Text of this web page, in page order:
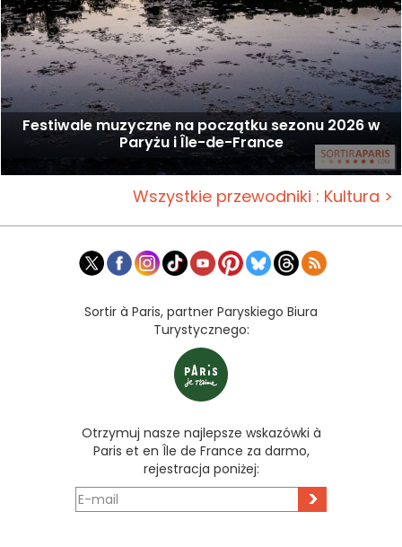
Festiwale muzyczne na początku sezonu 2026 w
Paryżu i Île-de-France
Wszystkie przewodniki : Kultura >
Sortir à Paris, partner Paryskiego Biura
Turystycznego:
Otrzymuj nasze najlepsze wskazówki à
Paris et en Île de France za darmo,
rejestracja poniżej:
>